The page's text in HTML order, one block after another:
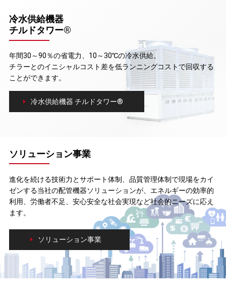
冷水供給機器
チルドタワー®
年間30～90％の省電力、10～30℃の冷水供給。
チラーとのイニシャルコスト差を低ランニングコストで回収する
ことができます。
冷水供給機器 チルドタワー®
ソリューション事業
進化を続ける技術力とサポート体制、品質管理体制で現場をカイ
ゼンする当社の配管機器ソリューションが、エネルギーの効率的
利用、労働者不足、安心安全な社会実現など社会的ニーズに応え
ます。
ソリューション事業